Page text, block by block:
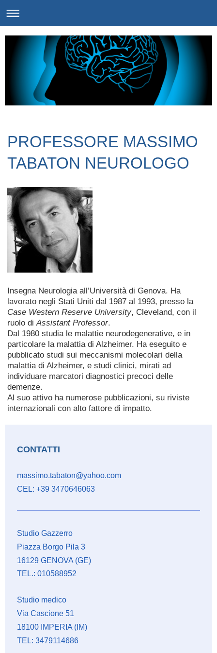
PROFESSORE MASSIMO
TABATON NEUROLOGO
Insegna Neurologia all’Università di Genova. Ha
lavorato negli Stati Uniti dal 1987 al 1993, presso la
Case Western Reserve University, Cleveland, con il
ruolo diAssistant Professor.
Dal 1980 studia le malattie neurodegenerative, e in
particolare la malattia di Alzheimer. Ha eseguito e
pubblicato studi sui meccanismi molecolari della
malattia di Alzheimer, e studi clinici, mirati ad
individuare marcatori diagnostici precoci delle
demenze.
Al suo attivo ha numerose pubblicazioni, su riviste
internazionali con alto fattore di impatto.
CONTATTI
massimo.tabaton@yahoo.com
CEL: +39 3470646063
Studio Gazzerro
Piazza Borgo Pila 3
16129 GENOVA (GE)
TEL.: 010588952
Studio medico
Via Cascione 51
18100 IMPERIA (IM)
TEL: 3479114686